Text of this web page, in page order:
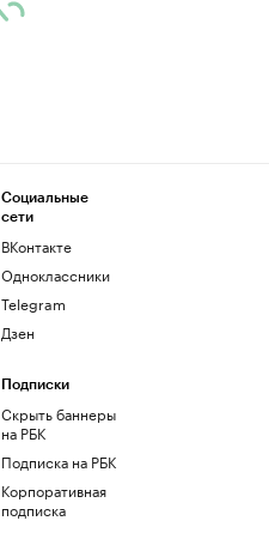
Социальные
сети
ВКонтакте
Одноклассники
Telegram
Дзен
Подписки
Скрыть баннеры
на РБК
Подписка на РБК
Корпоративная
подписка